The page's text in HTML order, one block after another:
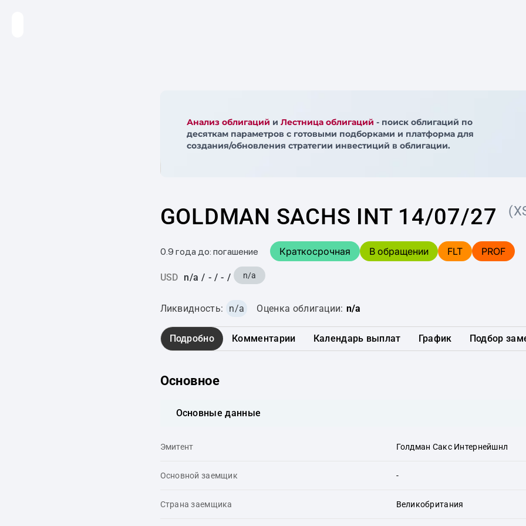
Анализ облигаций и Лестница облигаций - поиск облигаций по
десяткам параметров с готовыми подборками и платформа для
создания/обновления стратегии инвестиций в облигации.
GOLDMAN SACHS INT 14/07/27
0.9 года до: погашение Краткосрочная В обращении FLT PROF
USD n/a / - / - / n/a
Ликвидность: n/a Оценка облигации: n/a
Подробно Комментарии Календарь выплат График Подбор
Основное
Основные данные
Эмитент Голдман Сакс Интернейшнл
Основной заемщик -
Страна заемщика Великобритания